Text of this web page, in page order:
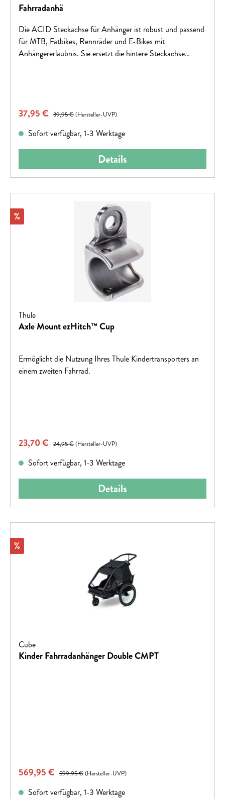
Fahrradanhä
Die ACID Steckachse für Anhänger ist robust und passend
für MTB, Fatbikes, Rennräder und E-Bikes mit
Anhängererlaubnis. Sie ersetzt die hintere Steckachse
Verkaufspreis:
37,95 € Regulärer Preis:
39,95 €(Hersteller-UVP)
Sofort verfügbar, 1-3 Werktage
Details
Rabatt
%
Thule
Axle Mount ezHitch™ Cup
Ermöglicht die Nutzung Ihres Thule Kindertransporters an
einem zweiten Fahrrad.
Verkaufspreis:
23,70 € Regulärer Preis:
24,95 €(Hersteller-UVP)
Sofort verfügbar, 1-3 Werktage
Details
Rabatt
%
Cube
Kinder Fahrradanhänger Double CMPT
Verkaufspreis:
569,95 € Regulärer Preis:
599,95 €(Hersteller-UVP)
Sofort verfügbar, 1-3 Werktage